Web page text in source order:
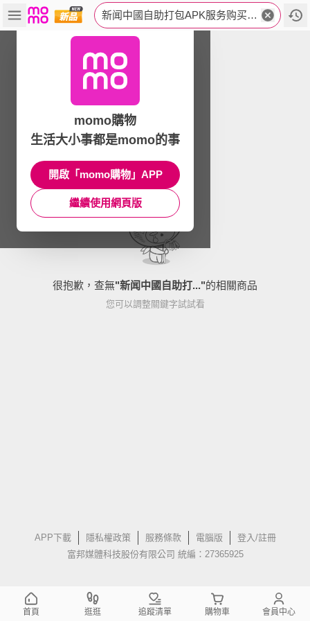
新闻中國自助打包APK服务购买❤️电报搜Heimaapp.xih
很抱歉，查無"新闻中國自助打..."的相關商品
您可以調整關鍵字試試看
APP下載 隱私權政策 服務條款 電腦版
登入/註冊
富邦媒體科技股份有限公司 統編：27365925
momo購物
生活大小事都是momo的事
開啟「momo購物」APP
繼續使用網頁版
首頁 逛逛 追蹤清單 購物車 會員中心